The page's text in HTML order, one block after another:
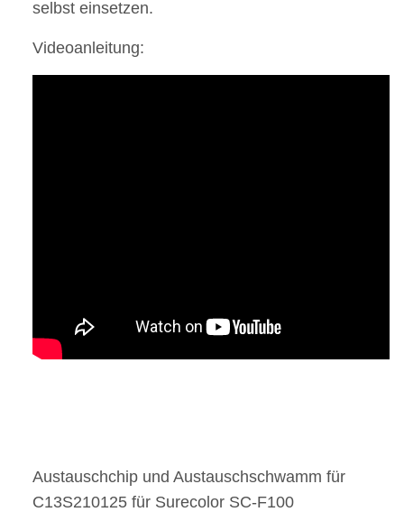
selbst einsetzen.
Videoanleitung:
Austauschchip und Austauschschwamm für
C13S210125 für Surecolor SC-F100